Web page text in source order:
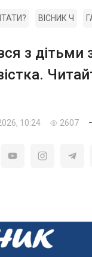
ВІСНИК Ч
з дітьми
10:24 2607